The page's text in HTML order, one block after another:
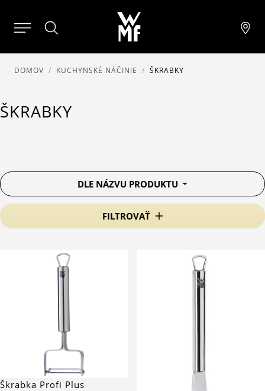
DOMOV KUCHYNSKÉ NÁČINIE ŠKRABKY
ŠKRABKY
FILTROVAŤ
DLE NÁZVU PRODUKTU
Škrabka Profi Plus